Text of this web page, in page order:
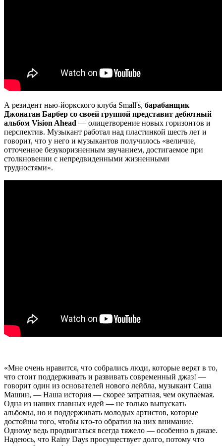
А резидент нью-йоркского клуба Small's, барабанщик
Джонатан Барбер со своей группой представит дебютный
альбом Vision Ahead — олицетворение новых горизонтов и
перспектив. Музыкант работал над пластинкой шесть лет и
говорит, что у него и музыкантов получилось «величие,
отточенное безукоризненным звучанием, достигаемое при
столкновении с непредвиденными жизненными
трудностями».
«Мне очень нравится, что собрались люди, которые верят в то,
что стоит поддерживать и развивать современный джаз! —
говорит один из основателей нового лейбла, музыкант Саша
Машин, — Наша история — скорее затратная, чем окупаемая.
Одна из наших главных идей — не только выпускать
альбомы, но и поддерживать молодых артистов, которые
достойны того, чтобы кто-то обратил на них внимание.
Одному ведь продвигаться всегда тяжело — особенно в джазе.
Надеюсь, что Rainy Days просуществует долго, потому что